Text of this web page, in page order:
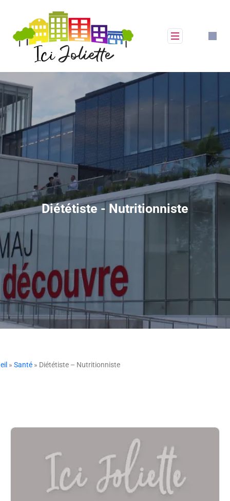
Diététiste - Nutritionniste
» Santé » Diététiste – Nutritionniste